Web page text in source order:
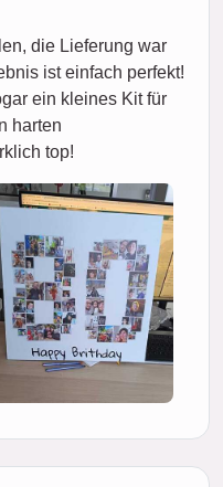
die Lieferung war
ist einfach perfekt!
ein kleines Kit für
harten
top!